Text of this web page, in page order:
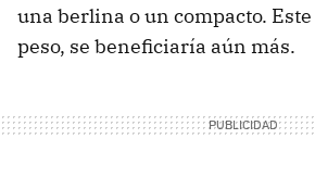
una berlina o un compacto.
peso, se beneficiaría aún más.